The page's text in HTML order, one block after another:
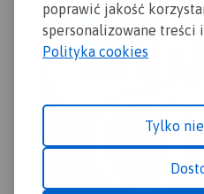
poprawić jakość
spersonalizowane treści
Polityka cookies
Tylko
kilometrażem.